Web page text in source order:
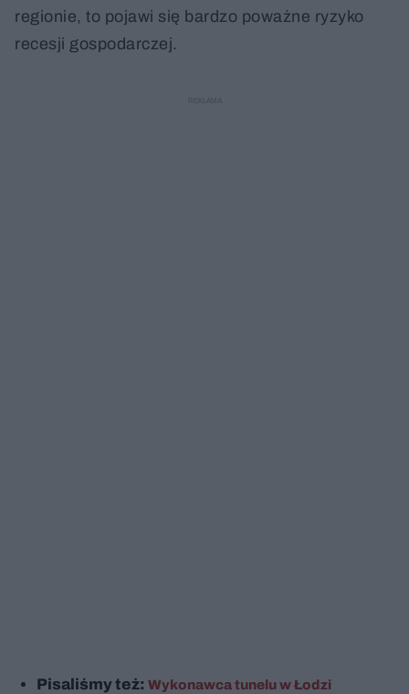
regionie, to pojawi się bardzo poważne ryzyko
recesji gospodarczej.
Pisaliśmy też: Wykonawca tunelu w Łodzi